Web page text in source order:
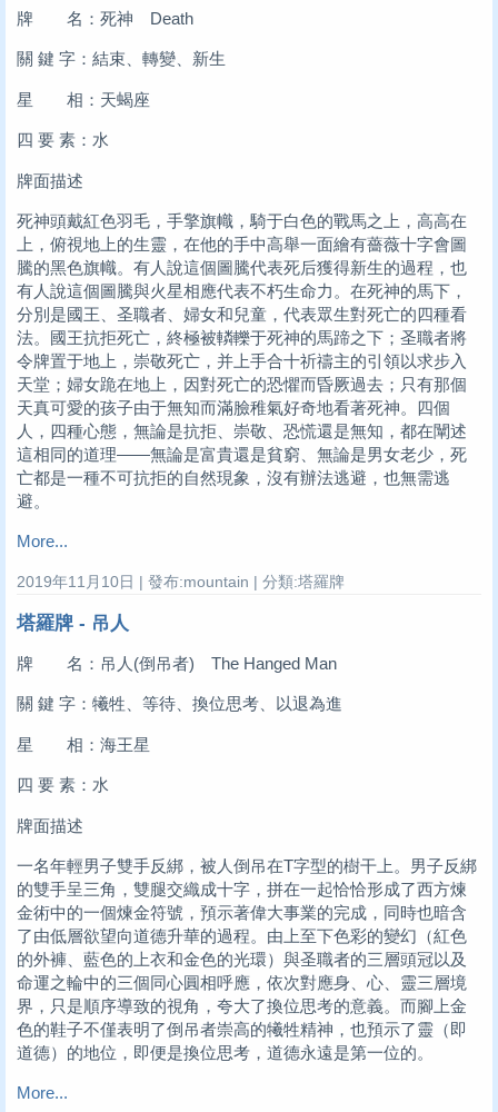
牌 名：死神 Death
關 鍵 字：結束、轉變、新生
星 相：天蝎座
四 要 素：水
牌面描述
死神頭戴紅色羽毛，手擎旗幟，騎于白色的戰馬之上，高高在
上，俯視地上的生靈，在他的手中高舉一面繪有薔薇十字會圖
騰的黑色旗幟。有人說這個圖騰代表死后獲得新生的過程，也
有人說這個圖騰與火星相應代表不朽生命力。在死神的馬下，
分別是國王、圣職者、婦女和兒童，代表眾生對死亡的四種看
法。國王抗拒死亡，終極被轔轢于死神的馬蹄之下；圣職者將
令牌置于地上，崇敬死亡，并上手合十祈禱主的引領以求步入
天堂；婦女跪在地上，因對死亡的恐懼而昏厥過去；只有那個
天真可愛的孩子由于無知而滿臉稚氣好奇地看著死神。四個
人，四種心態，無論是抗拒、崇敬、恐慌還是無知，都在闡述
這相同的道理——無論是富貴還是貧窮、無論是男女老少，死
亡都是一種不可抗拒的自然現象，沒有辦法逃避，也無需逃
避。
More...
2019年11月10日 | 發布:mountain | 分類:塔羅牌
塔羅牌 - 吊人
牌 名：吊人(倒吊者) The Hanged Man
關 鍵 字：犧牲、等待、換位思考、以退為進
星 相：海王星
四 要 素：水
牌面描述
一名年輕男子雙手反綁，被人倒吊在T字型的樹干上。男子反綁
的雙手呈三角，雙腿交織成十字，拼在一起恰恰形成了西方煉
金術中的一個煉金符號，預示著偉大事業的完成，同時也暗含
了由低層欲望向道德升華的過程。由上至下色彩的變幻（紅色
的外褲、藍色的上衣和金色的光環）與圣職者的三層頭冠以及
命運之輪中的三個同心圓相呼應，依次對應身、心、靈三層境
界，只是順序導致的視角，夸大了換位思考的意義。而腳上金
色的鞋子不僅表明了倒吊者崇高的犧牲精神，也預示了靈（即
道德）的地位，即便是換位思考，道德永遠是第一位的。
More...